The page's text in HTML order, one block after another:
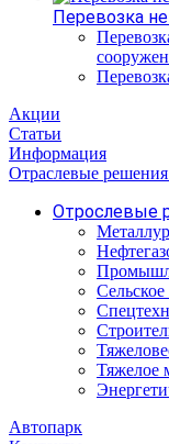
Перевозка
Акции
Статьи
Информация
Отраслевые решения
Отрослевые
Сельское
Тяжелое
Автопарк